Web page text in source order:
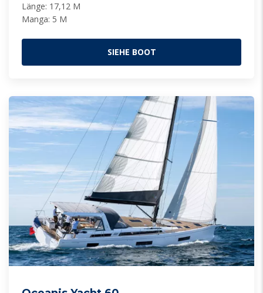
Länge: 17,12 M
Manga: 5 M
SIEHE BOOT